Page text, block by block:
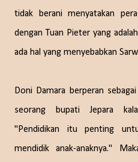
tidak berani menyatakan
dengan Tuan Pieter yang
ada hal yang menyebabkan
Doni Damara berperan
seorang bupati Jepara
"Pendidikan itu penting
mendidik anak-anaknya."